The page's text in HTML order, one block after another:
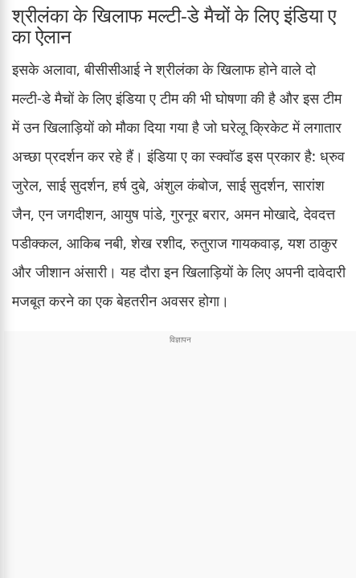
श्रीलंका के खिलाफ मल्टी-डे मैचों के लिए इंडिया ए
का ऐलान
इसके अलावा, बीसीसीआई ने श्रीलंका के खिलाफ होने वाले दो
मल्टी-डे मैचों के लिए इंडिया ए टीम की भी घोषणा की है और इस टीम
में उन खिलाड़ियों को मौका दिया गया है जो घरेलू क्रिकेट में लगातार
अच्छा प्रदर्शन कर रहे हैं। इंडिया ए का स्क्वॉड इस प्रकार है: ध्रुव
जुरेल, साई सुदर्शन, हर्ष दुबे, अंशुल कंबोज, साई सुदर्शन, सारांश
जैन, एन जगदीशन, आयुष पांडे, गुरनूर बरार, अमन मोखादे, देवदत्त
पडीक्कल, आकिब नबी, शेख रशीद, रुतुराज गायकवाड़, यश ठाकुर
और जीशान अंसारी। यह दौरा इन खिलाड़ियों के लिए अपनी दावेदारी
मजबूत करने का एक बेहतरीन अवसर होगा।